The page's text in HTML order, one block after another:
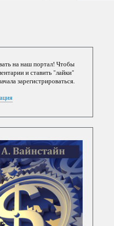
на наш портал! Чтобы
и ставить "лайки"
зарегистрироваться.